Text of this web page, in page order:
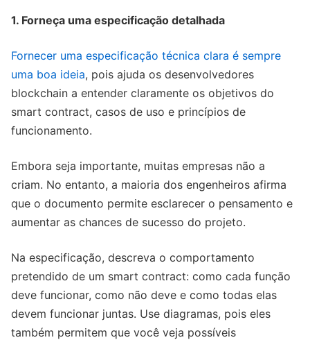
1. Forneça uma especificação detalhada
Fornecer uma especificação técnica clara é sempre
uma boa ideia, pois ajuda os desenvolvedores
blockchain a entender claramente os objetivos do
smart contract, casos de uso e princípios de
funcionamento.
Embora seja importante, muitas empresas não a
criam. No entanto, a maioria dos engenheiros afirma
que o documento permite esclarecer o pensamento e
aumentar as chances de sucesso do projeto.
Na especificação, descreva o comportamento
pretendido de um smart contract: como cada função
deve funcionar, como não deve e como todas elas
devem funcionar juntas. Use diagramas, pois eles
também permitem que você veja possíveis